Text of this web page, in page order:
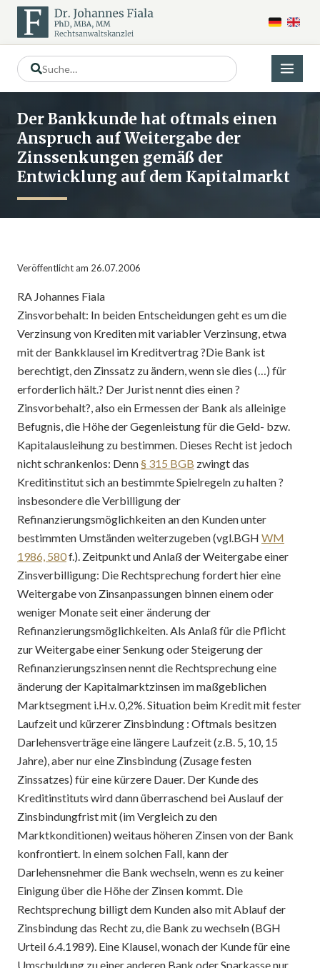
Der Bankkunde hat oftmals einen
Anspruch auf Weitergabe der
Zinssenkungen gemäß der
Entwicklung auf dem Kapitalmarkt
Veröffentlicht am 26.07.2006
RA Johannes Fiala
Zinsvorbehalt: In beiden Entscheidungen geht es um die
Verzinsung von Krediten mit variabler Verzinsung, etwa
mit der Bankklausel im Kreditvertrag ?Die Bank ist
berechtigt, den Zinssatz zu ändern, wenn sie dies (…) für
erforderlich hält.? Der Jurist nennt dies einen ?
Zinsvorbehalt?, also ein Ermessen der Bank als alleinige
Befugnis, die Höhe der Gegenleistung für die Geld- bzw.
Kapitalausleihung zu bestimmen. Dieses Recht ist jedoch
nicht schrankenlos: Denn§ 315 BGB zwingt das
Kreditinstitut sich an bestimmte Spielregeln zu halten ?
insbesondere die Verbilligung der
Refinanzierungsmöglichkeiten an den Kunden unter
bestimmten Umständen weiterzugeben (vgl.BGH WM
1986, 580f.). Zeitpunkt und Anlaß der Weitergabe einer
Zinsverbilligung: Die Rechtsprechung fordert hier eine
Weitergabe von Zinsanpassungen binnen einem oder
weniger Monate seit einer änderung der
Refinanzierungsmöglichkeiten. Als Anlaß für die Pflicht
zur Weitergabe einer Senkung oder Steigerung der
Refinanzierungszinsen nennt die Rechtsprechung eine
änderung der Kapitalmarktzinsen im maßgeblichen
Marktsegment i.H.v. 0,2%. Situation beim Kredit mit fester
Laufzeit und kürzerer Zinsbindung : Oftmals besitzen
Darlehensverträge eine längere Laufzeit (z.B. 5, 10, 15
Jahre), aber nur eine Zinsbindung (Zusage festen
Zinssatzes) für eine kürzere Dauer. Der Kunde des
Kreditinstituts wird dann überraschend bei Auslauf der
Zinsbindungfrist mit (im Vergleich zu den
Marktkonditionen) weitaus höheren Zinsen von der Bank
konfrontiert. In einem solchen Fall, kann der
Darlehensnehmer die Bank wechseln, wenn es zu keiner
Einigung über die Höhe der Zinsen kommt. Die
Rechtsprechung billigt dem Kunden also mit Ablauf der
Zinsbindung das Recht zu, die Bank zu wechseln (BGH
Urteil 6.4.1989). Eine Klausel, wonach der Kunde für eine
Umschuldung zu einer anderen Bank oder Sparkasse nur